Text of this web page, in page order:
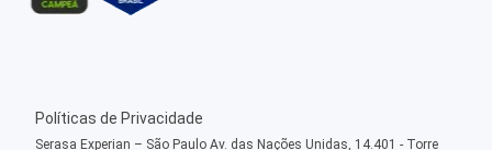
Políticas de Privacidade
Serasa Experian – São Paulo Av. das Nações Unidas, 14.401 - Torre